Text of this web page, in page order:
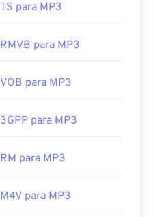
TS para MP3
RMVB para MP3
VOB para MP3
3GPP para MP3
RM para MP3
M4V para MP3